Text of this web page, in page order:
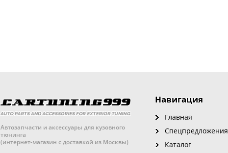
Автозапчасти и аксессуары для кузовного
тюнинга
(интернет-магазин с доставкой из Москвы)
Навигация
Главная
Спецпредложения
Каталог